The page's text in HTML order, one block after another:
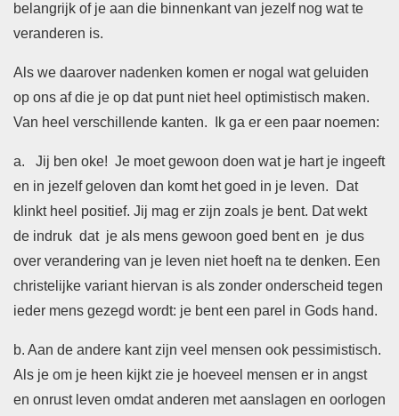
belangrijk of je aan die binnenkant van jezelf nog wat te
veranderen is.
Als we daarover nadenken komen er nogal wat geluiden
op ons af die je op dat punt niet heel optimistisch maken.
Van heel verschillende kanten. Ik ga er een paar noemen:
a. Jij ben oke! Je moet gewoon doen wat je hart je ingeeft
en in jezelf geloven dan komt het goed in je leven. Dat
klinkt heel positief. Jij mag er zijn zoals je bent. Dat wekt
de indruk dat je als mens gewoon goed bent en je dus
over verandering van je leven niet hoeft na te denken. Een
christelijke variant hiervan is als zonder onderscheid tegen
ieder mens gezegd wordt: je bent een parel in Gods hand.
b. Aan de andere kant zijn veel mensen ook pessimistisch.
Als je om je heen kijkt zie je hoeveel mensen er in angst
en onrust leven omdat anderen met aanslagen en oorlogen